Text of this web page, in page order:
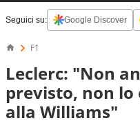
Seguici su: Google Discover
F1
Leclerc: "Non
previsto, non
alla Williams"